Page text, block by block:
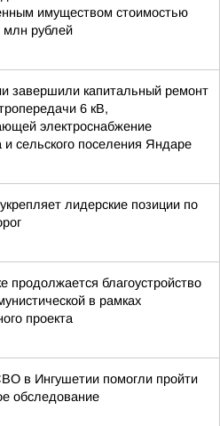
имуществом стоимостью
рублей
завершили капитальный ремонт
6 кВ,
электроснабжение
и сельского поселения Яндаре
лидерские позиции по
продолжается благоустройство
в рамках
проекта
в Ингушетии помогли пройти
обследование